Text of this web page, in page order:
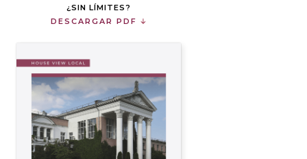
¿SIN LÍMITES?
DESCARGAR PDF